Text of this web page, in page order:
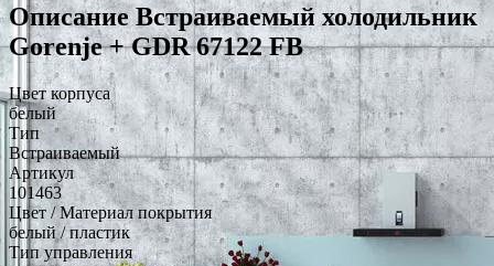
Описание Встраиваемый холодильник
Gorenje + GDR 67122 FB
Цвет корпуса
белый
Тип
Встраиваемый
Артикул
101463
Цвет / Материал покрытия
белый / пластик
Тип управления